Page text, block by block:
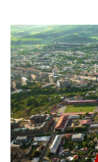
այցելելուց․
06.08.2026
ՌԴ–ն ՀՀ–ից
կառավարման
ստացել.
06.08.2026